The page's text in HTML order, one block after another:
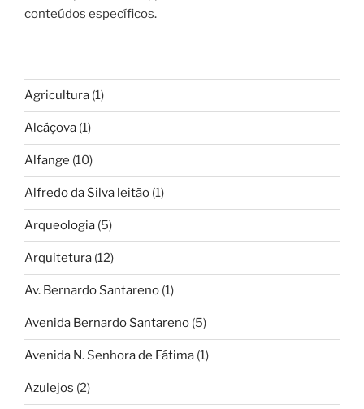
conteúdos específicos.
Agricultura (1)
Alcáçova (1)
Alfange (10)
Alfredo da Silva leitão (1)
Arqueologia (5)
Arquitetura (12)
Av. Bernardo Santareno (1)
Avenida Bernardo Santareno (5)
Avenida N. Senhora de Fátima (1)
Azulejos (2)